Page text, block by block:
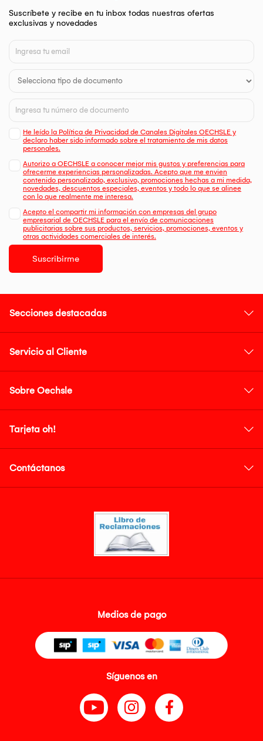
Suscríbete y recibe en tu inbox todas nuestras ofertas
exclusivas y novedades
He leído la Política de Privacidad de Canales Digitales OECHSLE y
declaro haber sido informado sobre el tratamiento de mis datos
personales.
Autorizo a OECHSLE a conocer mejor mis gustos y preferencias para
ofrecerme experiencias personalizadas. Acepto que me envien
contenido personalizado, exclusivo, promociones hechas a mi medida,
novedades, descuentos especiales, eventos y todo lo que se alinee
con lo que realmente me interesa.
Acepto el compartir mi información con empresas del grupo
empresarial de OECHSLE para el envío de comunicaciones
publicitarias sobre sus productos, servicios, promociones, eventos y
otras actividades comerciales de interés.
Suscribirme
Secciones destacadas
Servicio al Cliente
Sobre Oechsle
Tarjeta oh!
Contáctanos
Medios de pago
Síguenos en